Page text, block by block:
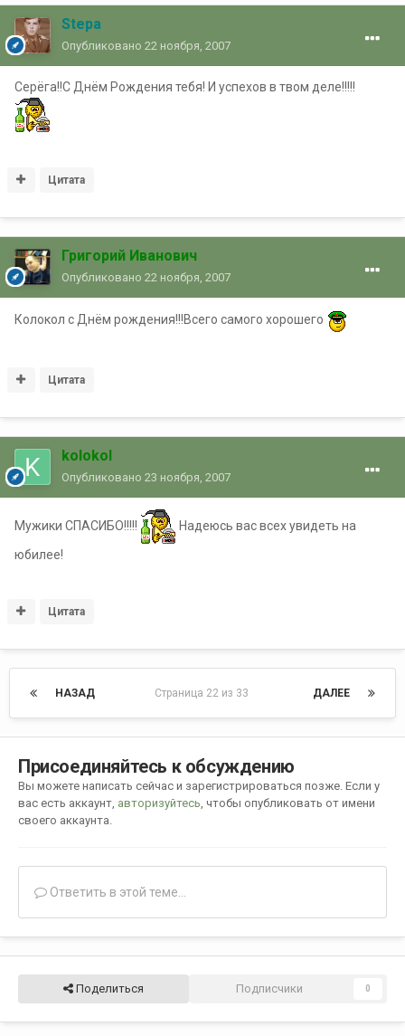
Stepa
Опубликовано 22 ноября, 2007
Серёга!!С Днём Рождения тебя! И успехов в твом деле!!!!!
Цитата
Григорий Иванович
Опубликовано 22 ноября, 2007
Колокол с Днём рождения!!!Всего самого хорошего
Цитата
kolokol
Опубликовано 23 ноября, 2007
Мужики СПАСИБО!!!!! Надеюсь вас всех увидеть на
юбилее!
Цитата
НАЗАД ДАЛЕЕ
Страница 22 из 33
Присоединяйтесь к обсуждению
Вы можете написать сейчас и зарегистрироваться позже. Если у
вас есть аккаунт, авторизуйтесь , чтобы опубликовать от имени
своего аккаунта.
Ответить в этой теме...
Поделиться Подписчики 0